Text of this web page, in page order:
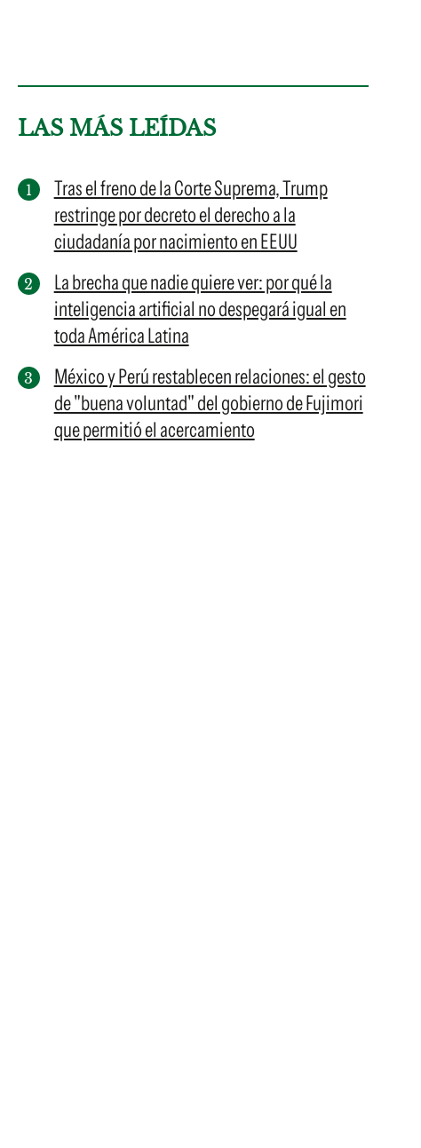
LAS MÁS LEÍDAS
Tras el freno de la Corte Suprema, Trump
restringe por decreto el derecho a la
ciudadanía por nacimiento en EEUU
La brecha que nadie quiere ver: por qué la
inteligencia artificial no despegará igual en
toda América Latina
México y Perú restablecen relaciones: el gesto
de "buena voluntad" del gobierno de Fujimori
que permitió el acercamiento